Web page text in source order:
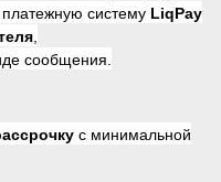
платежную систему LiqPay
сообщения.
с минимальной